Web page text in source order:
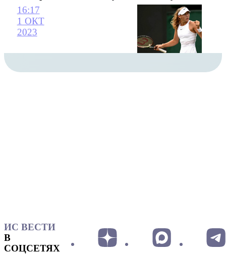
16:17
1 ОКТ
2023
ИС ВЕСТИ
В
СОЦСЕТЯХ